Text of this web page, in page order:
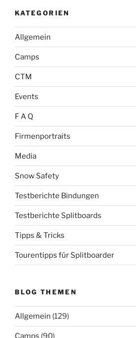
KATEGORIEN
Allgemein
Camps
CTM
Events
F A Q
Firmenportraits
Media
Snow Safety
Testberichte Bindungen
Testberichte Splitboards
Tipps & Tricks
Tourentipps für Splitboarder
BLOG THEMEN
Allgemein (129)
Camps (90)